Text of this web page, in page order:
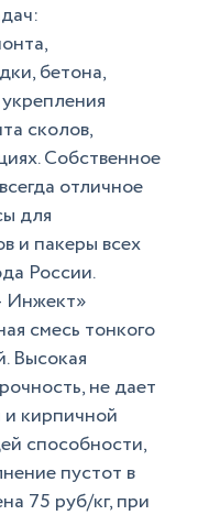
бетона,
сколов,
Собственное
отличное
для
и пакеры всех
России.
смесь тонкого
Высокая
не дает
кирпичной
способности,
пустот в
75 руб/кг, при